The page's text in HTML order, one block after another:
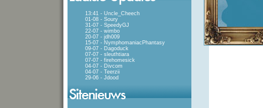
13:41 - Uncle_Cheech
01-08 - Soury
31-07 - SpeedyGJ
22-07 - wimbo
20-07 - jdh009
15-07 - NymphomaniacPhantasy
09-07 - Dagoduck
07-07 - sleuthtiara
07-07 - firehomesick
04-07 - Divcom
04-07 - Teerzii
29-06 - Jdood